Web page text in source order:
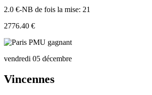
2.0 €-NB de fois la mise: 21
2776.40 €
vendredi 05 décembre
Vincennes